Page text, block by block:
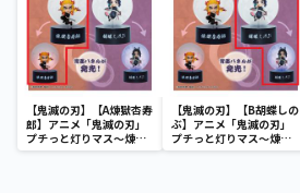
【鬼滅の刃】【A煉獄杏寿
郎】アニメ「鬼滅の刃」
プチっと灯りマス～煉獄
杏寿郎・胡蝶しのぶ～
【鬼滅の刃】【B胡蝶しの
ぶ】アニメ「鬼滅の刃」
プチっと灯りマス～煉獄
杏寿郎・胡蝶しのぶ～